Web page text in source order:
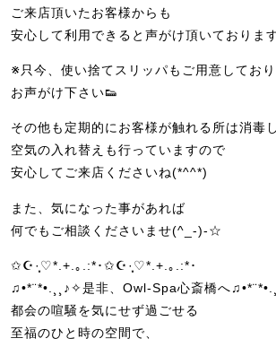
ご来店頂いたお客様からも
安心して利用できると声がけ頂いておりま
※只今、使い捨てスリッパもご用意してお
お声がけ下さい👟
その他も定期的にお客様が触れる所は消毒し
空気の入れ替えも行っていますので
安心してご来店くださいね(*^^*)
また、気になった事があれば
何でもご相談くださいませ(^_-)-☆
✩☪·̩͙♡*.+.｡.:*･✩☪·̩͙♡*.+.｡.:*･
♫•*¨*•.¸¸♪✧是非、Owl-Spa心斎橋へ
都会の喧騒を気にせず過ごせる
至福のひと時の空間で、